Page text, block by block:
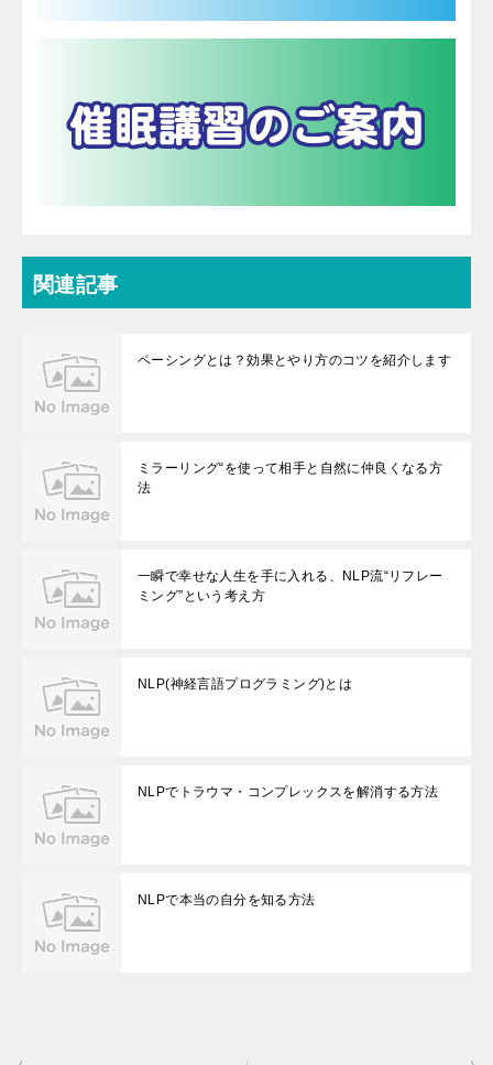
関連記事
ペーシングとは？効果とやり方のコツを紹介します
ミラーリング“を使って相手と自然に仲良くなる方
法
一瞬で幸せな人生を手に入れる、NLP流“リフレー
ミング”という考え方
NLP(神経言語プログラミング)とは
NLPでトラウマ・コンプレックスを解消する方法
NLPで本当の自分を知る方法